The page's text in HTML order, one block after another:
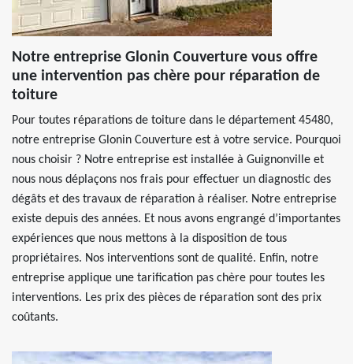
Notre entreprise Glonin Couverture vous offre
une intervention pas chère pour réparation de
toiture
Pour toutes réparations de toiture dans le département 45480,
notre entreprise Glonin Couverture est à votre service. Pourquoi
nous choisir ? Notre entreprise est installée à Guignonville et
nous nous déplaçons nos frais pour effectuer un diagnostic des
dégâts et des travaux de réparation à réaliser. Notre entreprise
existe depuis des années. Et nous avons engrangé d’importantes
expériences que nous mettons à la disposition de tous
propriétaires. Nos interventions sont de qualité. Enfin, notre
entreprise applique une tarification pas chère pour toutes les
interventions. Les prix des pièces de réparation sont des prix
coûtants.